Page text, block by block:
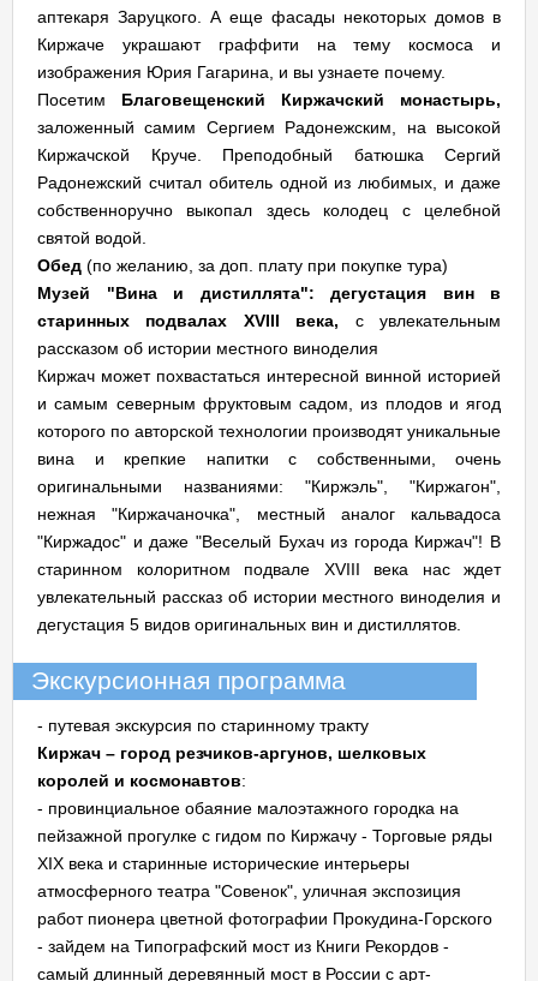
аптекаря Заруцкого. А еще фасады некоторых домов в
Киржаче украшают граффити на тему космоса и
изображения Юрия Гагарина, и вы узнаете почему.
Посетим Благовещенский Киржачский монастырь,
заложенный самим Сергием Радонежским, на высокой
Киржачской Круче. Преподобный батюшка Сергий
Радонежский считал обитель одной из любимых, и даже
собственноручно выкопал здесь колодец с целебной
святой водой.
Обед (по желанию, за доп. плату при покупке тура)
Музей "Вина и дистиллята": дегустация вин в
старинных подвалах XVIII века, с увлекательным
рассказом об истории местного виноделия
Киржач может похвастаться интересной винной историей
и самым северным фруктовым садом, из плодов и ягод
которого по авторской технологии производят уникальные
вина и крепкие напитки с собственными, очень
оригинальными названиями: "Киржэль", "Киржагон",
нежная "Киржачаночка", местный аналог кальвадоса
"Киржадос" и даже "Веселый Бухач из города Киржач"! В
старинном колоритном подвале XVIII века нас ждет
увлекательный рассказ об истории местного виноделия и
дегустация 5 видов оригинальных вин и дистиллятов.
Экскурсионная программа
- путевая экскурсия по старинному тракту
Киржач – город резчиков-аргунов, шелковых
королей и космонавтов:
- провинциальное обаяние малоэтажного городка на
пейзажной прогулке с гидом по Киржачу - Торговые ряды
XIX века и старинные исторические интерьеры
атмосферного театра "Совенок", уличная экспозиция
работ пионера цветной фотографии Прокудина-Горского
- зайдем на Типографский мост из Книги Рекордов -
самый длинный деревянный мост в России с арт-